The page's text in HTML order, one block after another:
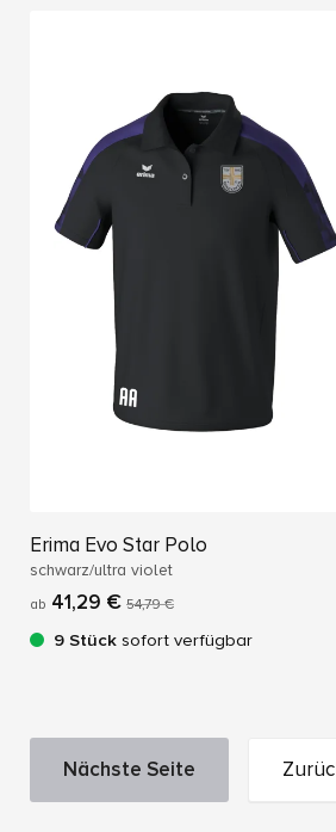
Erima Evo Star Polo
schwarz/ultra violet
ab 41,29 € 54,79 €
9 Stück sofort verfügbar
Nächste Seite